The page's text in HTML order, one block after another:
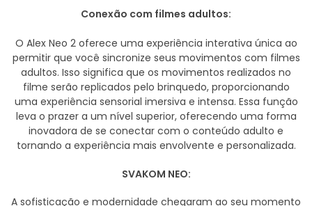
Conexão com filmes adultos:
O Alex Neo 2 oferece uma experiência interativa única ao
permitir que você sincronize seus movimentos com filmes
adultos. Isso significa que os movimentos realizados no
filme serão replicados pelo brinquedo, proporcionando
uma experiência sensorial imersiva e intensa. Essa função
leva o prazer a um nível superior, oferecendo uma forma
inovadora de se conectar com o conteúdo adulto e
tornando a experiência mais envolvente e personalizada.
SVAKOM NEO:
A sofisticação e modernidade chegaram ao seu momento